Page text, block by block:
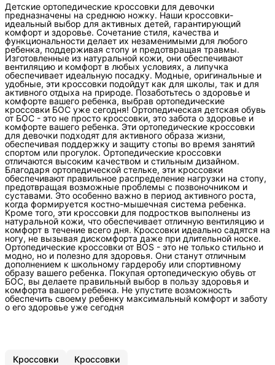
Детские ортопедические кроссовки для девочки
предназначены на среднюю ножку. Наши кроссовки-
идеальный выбор для активных детей, гарантирующий
комфорт и здоровье. Сочетание стиля, качества и
функциональности делает их незаменимыми для любого
ребенка, поддерживая стопу и предотвращая травмы.
Изготовленные из натуральной кожи, они обеспечивают
вентиляцию и комфорт в любых условиях, а липучка
обеспечивает идеальную посадку. Модные, оригинальные и
удобные, эти кроссовки подойдут как для школы, так и для
активного отдыха на природе. Позаботьтесь о здоровье и
комфорте вашего ребенка, выбрав ортопедические
кроссовки БОС уже сегодня! Ортопедическая детская обувь
от БОС - это не просто кроссовки, это забота о здоровье и
комфорте вашего ребенка. Эти ортопедические кроссовки
для девочки подходят для активного образа жизни,
обеспечивая поддержку и защиту стопы во время занятий
спортом или прогулок. Ортопедические кроссовки
отличаются высоким качеством и стильным дизайном.
Благодаря ортопедической стельке, эти кроссовки
обеспечивают правильное распределение нагрузки на стопу,
предотвращая возможные проблемы с позвоночником и
суставами. Это особенно важно в период активного роста,
когда формируется костно-мышечная система ребенка.
Кроме того, эти кроссовки для подростков выполнены из
натуральной кожи, что обеспечивает отличную вентиляцию и
комфорт в течение всего дня. Кроссовки идеально садятся на
ногу, не вызывая дискомфорта даже при длительной носке.
Ортопедические кроссовки от BOS - это не только стильно и
модно, но и полезно для здоровья. Они станут отличным
дополнением к школьному гардеробу или спортивному
образу вашего ребенка. Покупая ортопедическую обувь от
БОС, вы делаете правильный выбор в пользу здоровья и
комфорта вашего ребенка. Не упустите возможность
обеспечить своему ребенку максимальный комфорт и заботу
о его здоровье уже сегодня
Кроссовки Кроссовки